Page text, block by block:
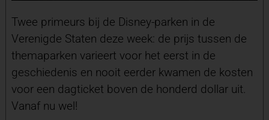
Twee primeurs bij de Disney-parken in de
Verenigde Staten deze week: de prijs tussen de
themaparken varieert voor het eerst in de
geschiedenis en nooit eerder kwamen de kosten
voor een dagticket boven de honderd dollar uit.
Vanaf nu wel!